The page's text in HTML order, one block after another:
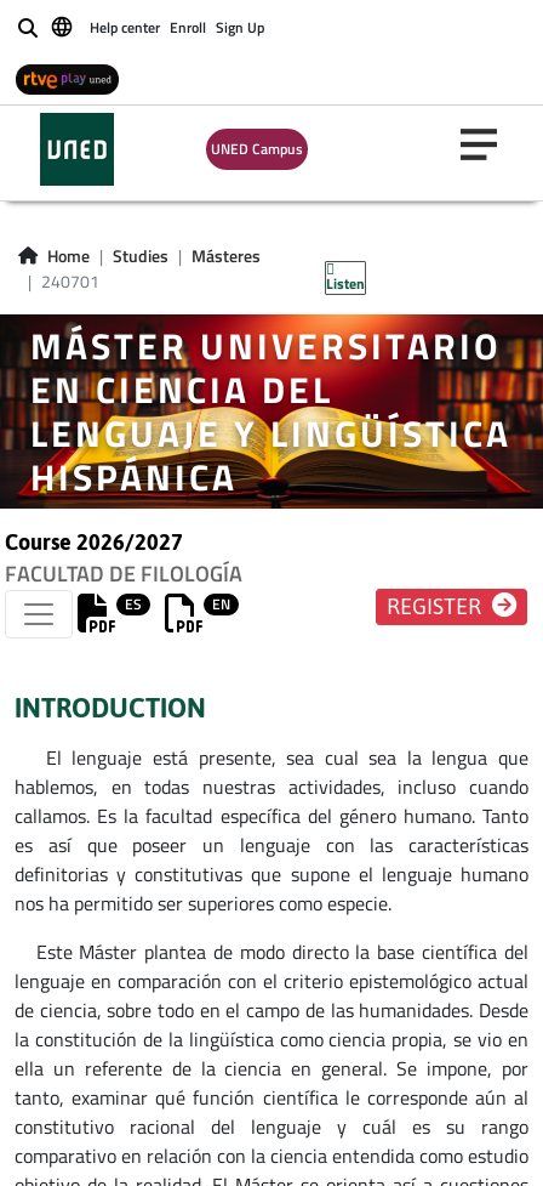
BuscarHelp center Enroll Sign Up
UNED Campus
Home Studies
Másteres
240701
Listen
MÁSTER UNIVERSITARIO
EN CIENCIA DEL
LENGUAJE Y LINGÜÍSTICA
HISPÁNICA
Course 2026/2027
FACULTAD DE FILOLOGÍA
ES EN REGISTER
INTRODUCTION
El lenguaje está presente, sea cual sea la lengua que
hablemos, en todas nuestras actividades, incluso cuando
callamos. Es la facultad específica del género humano. Tanto
es así que poseer un lenguaje con las características
definitorias y constitutivas que supone el lenguaje humano
nos ha permitido ser superiores como especie.
Este Máster plantea de modo directo la base científica del
lenguaje en comparación con el criterio epistemológico actual
de ciencia, sobre todo en el campo de las humanidades. Desde
la constitución de la lingüística como ciencia propia, se vio en
ella un referente de la ciencia en general. Se impone, por
tanto, examinar qué función científica le corresponde aún al
constitutivo racional del lenguaje y cuál es su rango
comparativo en relación con la ciencia entendida como estudio